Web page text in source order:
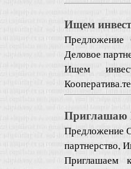
Ищем
Предложение
Деловое
Ищем
Приглашаю
Предложение
партнерство,
Приглашаем